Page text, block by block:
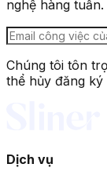
nghệ hàng tuần.
Chúng tôi tôn
thể hủy đăng
Dịch vụ